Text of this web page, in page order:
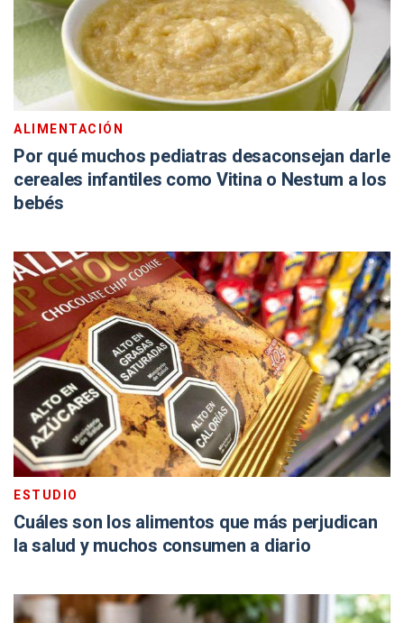
ALIMENTACIÓN
Por qué muchos pediatras desaconsejan darle
cereales infantiles como Vitina o Nestum a los
bebés
ESTUDIO
Cuáles son los alimentos que más perjudican
la salud y muchos consumen a diario